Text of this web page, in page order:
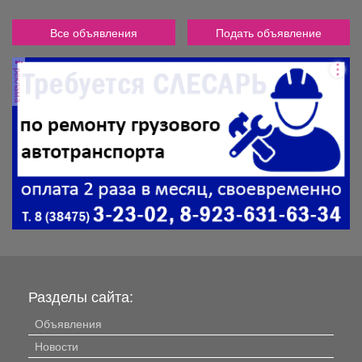
Все объявления Подать объявление
реклама
Разделы сайта:
Объявления
Новости